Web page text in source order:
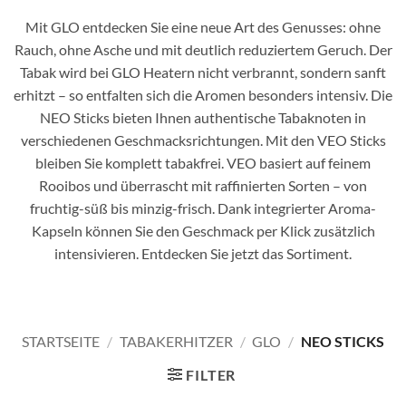
Mit GLO entdecken Sie eine neue Art des Genusses: ohne
Rauch, ohne Asche und mit deutlich reduziertem Geruch. Der
Tabak wird bei GLO Heatern nicht verbrannt, sondern sanft
erhitzt – so entfalten sich die Aromen besonders intensiv. Die
NEO Sticks bieten Ihnen authentische Tabaknoten in
verschiedenen Geschmacksrichtungen. Mit den VEO Sticks
bleiben Sie komplett tabakfrei. VEO basiert auf feinem
Rooibos und überrascht mit raffinierten Sorten – von
fruchtig-süß bis minzig-frisch. Dank integrierter Aroma-
Kapseln können Sie den Geschmack per Klick zusätzlich
intensivieren. Entdecken Sie jetzt das Sortiment.
STARTSEITE / TABAKERHITZER / GLO / NEO STICKS
FILTER